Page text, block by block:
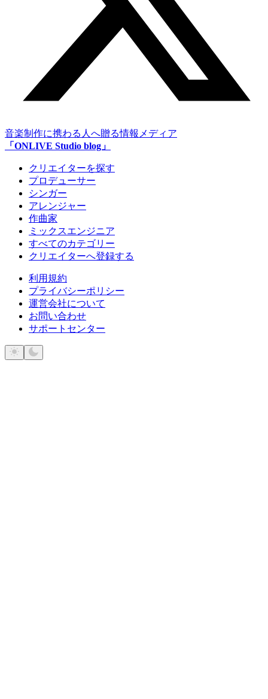
音楽制作に携わる人へ贈る情報メディア
「ONLIVE Studio blog」
クリエイターを探す
プロデューサー
シンガー
アレンジャー
作曲家
ミックスエンジニア
すべてのカテゴリー
クリエイターへ登録する
利用規約
プライバシーポリシー
運営会社について
お問い合わせ
サポートセンター